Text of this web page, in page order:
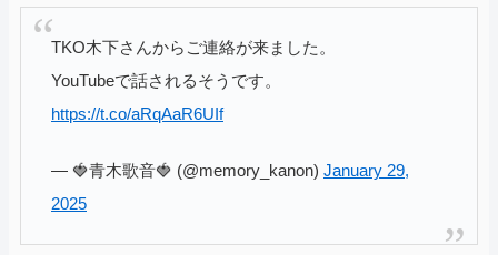
TKO木下さんからご連絡が来ました。
YouTubeで話されるそうです。
https://t.co/aRqAaR6UIf
— 🍓青木歌音🍓 (@memory_kanon) January 29,
2025